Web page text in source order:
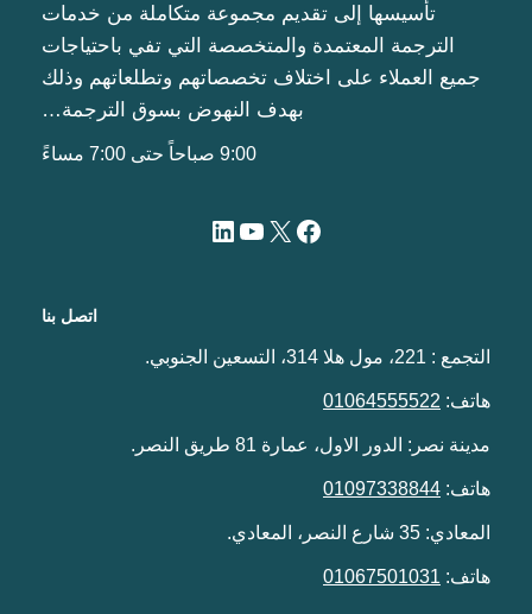
تأسيسها إلى تقديم مجموعة متكاملة من خدمات
الترجمة المعتمدة والمتخصصة التي تفي باحتياجات
جميع العملاء على اختلاف تخصصاتهم وتطلعاتهم وذلك
بهدف النهوض بسوق الترجمة…
اتصل بنا
التجمع : 221، مول هلا 314، التسعين الجنوبي.
هاتف: 01064555522
مدينة نصر: الدور الاول، عمارة 81 طريق النصر.
هاتف: 01097338844
المعادي: 35 شارع النصر، المعادي.
هاتف: 01067501031